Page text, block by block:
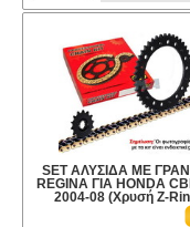
SET ΑΛΥΣΙΔΑ ΜΕ
REGINA ΓΙΑ HONDA
2004-08 (Χρυσή Z-